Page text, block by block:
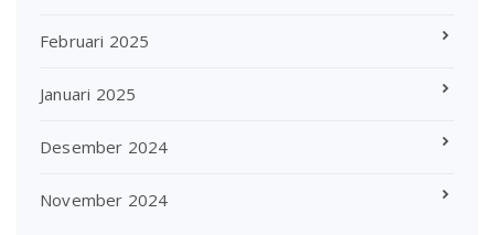
Februari 2025
Januari 2025
Desember 2024
November 2024